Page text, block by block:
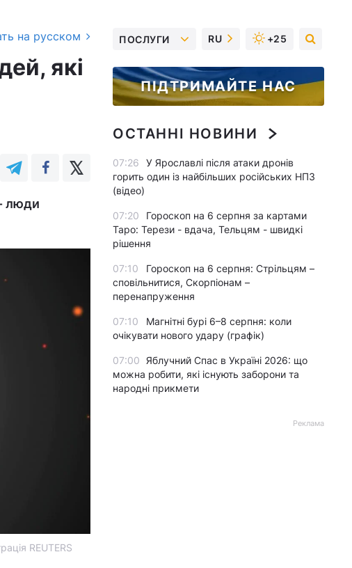
на русском
які
люди
REUTERS
ПОСЛУГИ RU +25
ПІДТРИМАЙТЕ НАС
ОСТАННІ НОВИНИ
07:26
У Ярославлі після атаки дронів
горить один із найбільших російських НПЗ
(відео)
07:20
Гороскоп на 6 серпня за картами
Таро: Терези - вдача, Тельцям - швидкі
рішення
07:10
Гороскоп на 6 серпня: Стрільцям –
сповільнитися, Скорпіонам –
перенапруження
07:10
Магнітні бурі 6–8 серпня: коли
очікувати нового удару (графік)
07:00 Яблучний Спас в Україні 2026: що
можна робити, які існують заборони та
народні прикмети
Реклама